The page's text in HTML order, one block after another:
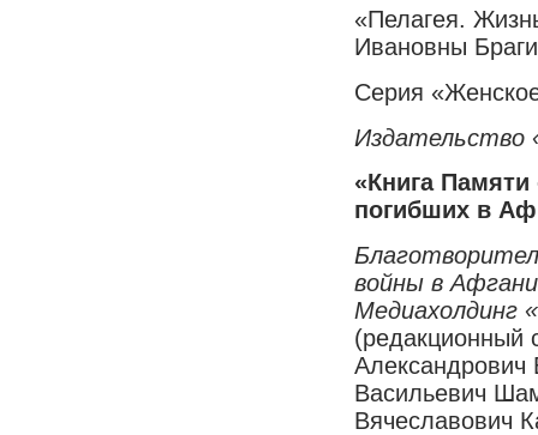
«Пелагея.
Ивановны
Серия
Издательство
«Книга Памяти
погибших в
войны в
Медиахолдинг
(редакционный
Александрович
Васильевич
Вячеславович